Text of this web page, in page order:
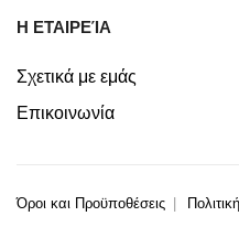
Η ΕΤΑΙΡΕΊΑ
Σχετικά με εμάς
Επικοινωνία
Όροι και Προϋποθέσεις